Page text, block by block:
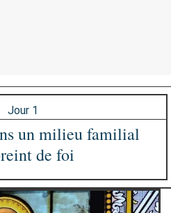
Jour 1
un milieu familial
de foi